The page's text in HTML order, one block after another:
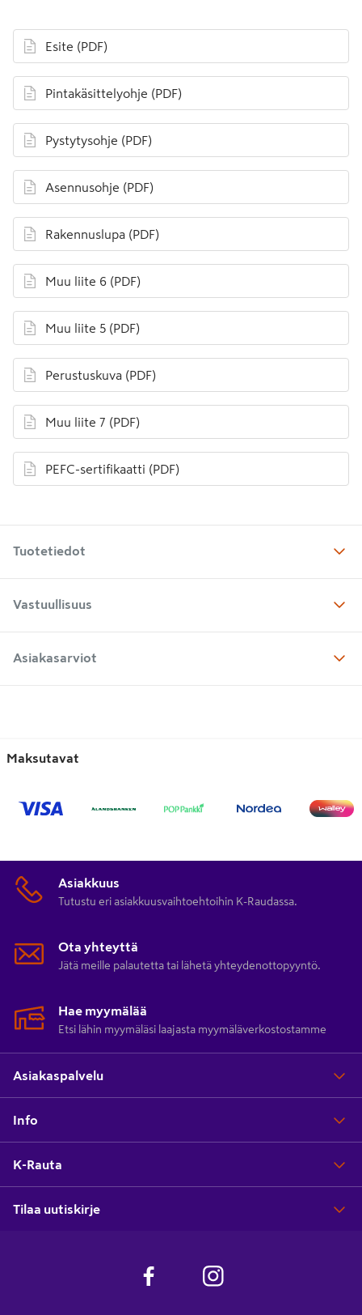
Esite (PDF)
avautuu uuteen välilehteen
Pintakäsittelyohje (PDF)
avautuu uuteen välilehteen
Pystytysohje (PDF)
avautuu uuteen välilehteen
Asennusohje (PDF)
avautuu uuteen välilehteen
Rakennuslupa (PDF)
avautuu uuteen välilehteen
Muu liite 6 (PDF)
avautuu uuteen välilehteen
Muu liite 5 (PDF)
avautuu uuteen välilehteen
Perustuskuva (PDF)
avautuu uuteen välilehteen
Muu liite 7 (PDF)
avautuu uuteen välilehteen
PEFC-sertifikaatti (PDF)
avautuu uuteen välilehteen
Tuotetiedot
Vastuullisuus
Asiakasarviot
Maksutavat
Asiakkuus
Tutustu eri asiakkuusvaihtoehtoihin K-Raudassa.
Ota yhteyttä
Jätä meille palautetta tai lähetä yhteydenottopyyntö.
Hae myymälää
Etsi lähin myymäläsi laajasta myymäläverkostostamme
Asiakaspalvelu
Info
K-Rauta
Tilaa uutiskirje